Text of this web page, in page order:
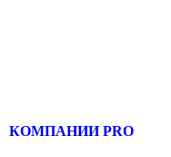
КОМПАНИИ PRO